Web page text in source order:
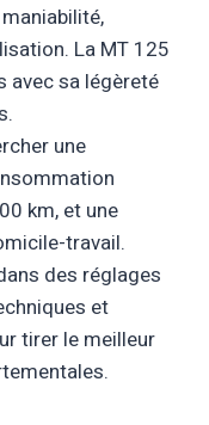
La MT 125
avec sa légèreté
une
km, et une
travail.
des réglages
et
tirer le meilleur